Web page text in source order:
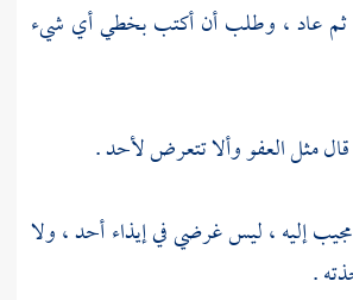
، ثم عاد ، وطلب أن أكتب بخطي أي شيء
قال مثل العفو وألا تتعرض لأحد .
إليه ، ليس غرضي في إيذاء أحد ، ولا
.